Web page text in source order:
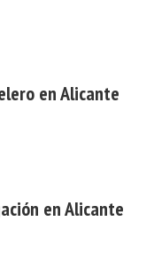
en Alicante
en Alicante